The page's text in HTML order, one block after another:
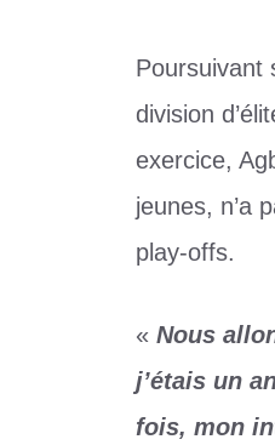
Poursuivant
division
exercice,
jeunes, n’a
play-offs.
« Nous
j’étais un
fois, mon